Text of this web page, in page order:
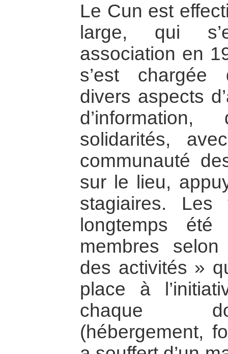
Le Cun est
large, qui
association en
s’est chargée
divers aspects
solidarités,
communauté
sur le lieu,
stagiaires. Les
longtemps
membres
des activités »
place à
chaque
(hébergement,